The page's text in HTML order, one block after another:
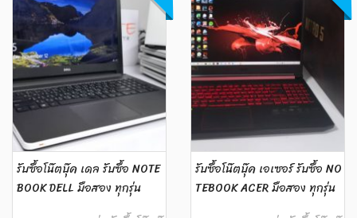
รับซื้อโน๊ตบุ๊ค เดล รับซื้อ NOTE
BOOK DELL มือสอง ทุกรุ่น
รับซื้อโน๊ตบุ๊ค เอเซอร์ รับซื้อ NO
TEBOOK ACER มือสอง ทุกรุ่น